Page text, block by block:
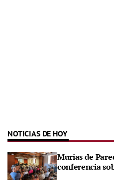
NOTICIAS DE HOY
Murias de
conferencia